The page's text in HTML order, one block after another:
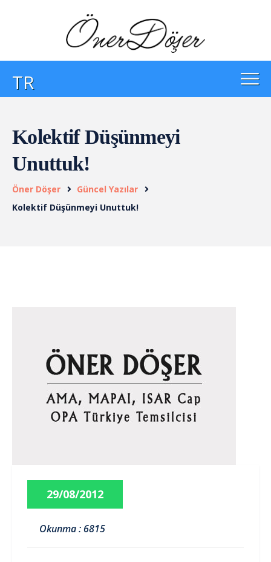
TR
Kolektif Düşünmeyi
Unuttuk!
Öner Döşer
Güncel Yazılar
Kolektif Düşünmeyi Unuttuk!
29/08/2012
Okunma : 6815